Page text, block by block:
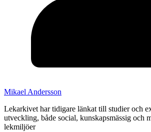
Mikael Andersson
Lekarkivet har tidigare länkat till studier och
utveckling, både social, kunskapsmässig och
lekmiljöer